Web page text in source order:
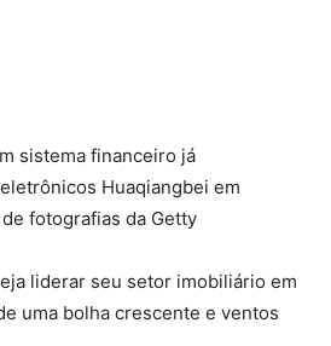
sistema financeiro já
Huaqiangbei em
fotografias da Getty
liderar seu setor imobiliário em
uma bolha crescente e ventos